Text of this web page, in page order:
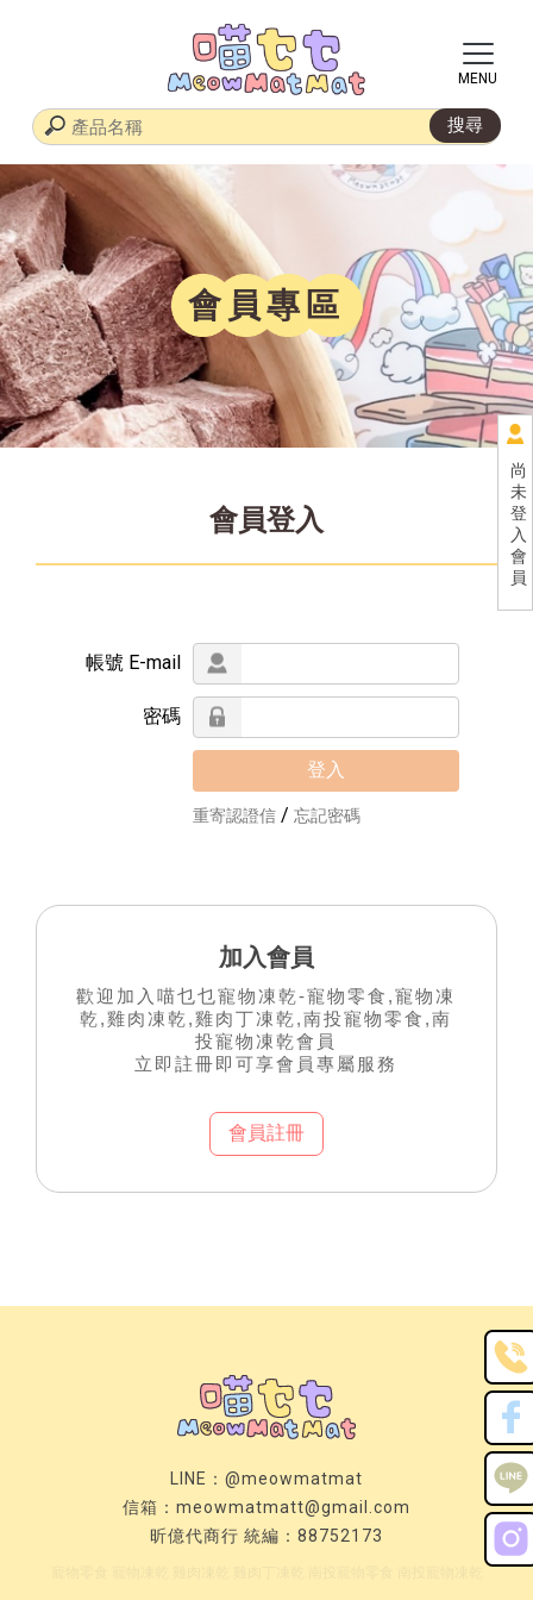
尚
未
登
入
會
員
會員專區
會員登入
帳號 E-mail
密碼
重寄認證信/ 忘記密碼
加入會員
歡迎加入喵乜乜寵物凍乾-寵物零食,寵物凍
乾,雞肉凍乾,雞肉丁凍乾,南投寵物零食,南
投寵物凍乾會員
立即註冊即可享會員專屬服務
會員註冊
LINE： @meowmatmat
信箱： meowmatmatt@gmail.com
昕億代商行 統編：88752173